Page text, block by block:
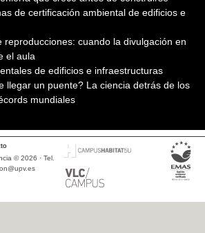
de certificación ambiental de edificios e
reproducciones: cuando la divulgación en
el aula
de edificios e infraestructuras
llegar un puente? La ciencia detrás de los
mundiales
© 2026 · Tel.